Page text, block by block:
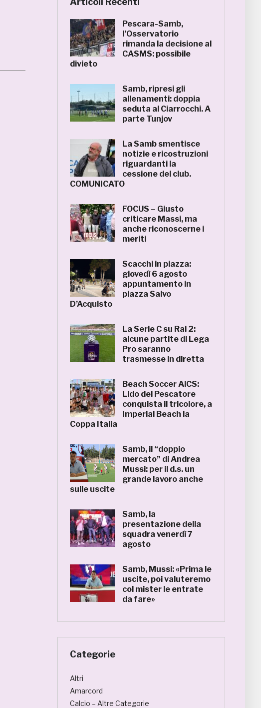
Pescara-Samb,
l’Osservatorio
rimanda la decisione al
CASMS: possibile
divieto
Samb, ripresi gli
allenamenti: doppia
seduta al Ciarrocchi. A
parte Tunjov
La Samb smentisce
notizie e ricostruzioni
riguardanti la
cessione del club.
COMUNICATO
FOCUS – Giusto
criticare Massi, ma
anche riconoscerne i
meriti
Scacchi in piazza:
giovedì 6 agosto
appuntamento in
piazza Salvo
D’Acquisto
La Serie C su Rai 2:
alcune partite di Lega
Pro saranno
trasmesse in diretta
Beach Soccer AiCS:
Lido del Pescatore
conquista il tricolore, a
Imperial Beach la
Coppa Italia
Samb, il “doppio
mercato” di Andrea
Mussi: per il d.s. un
grande lavoro anche
sulle uscite
Samb, la
presentazione della
squadra venerdì 7
agosto
Samb, Mussi: «Prima le
uscite, poi valuteremo
col mister le entrate
da fare»
Categorie
Altri
Amarcord
Calcio – Altre Categorie